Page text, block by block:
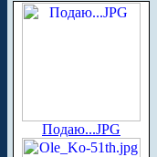
Подаю...JPG